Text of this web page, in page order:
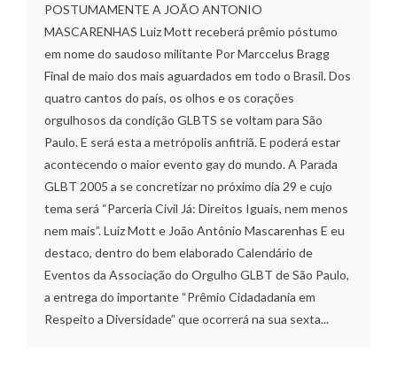
POSTUMAMENTE A JOÃO ANTONIO
MASCARENHAS Luiz Mott receberá prêmio póstumo
em nome do saudoso militante Por Marccelus Bragg
Final de maio dos mais aguardados em todo o Brasil. Dos
quatro cantos do país, os olhos e os corações
orgulhosos da condição GLBTS se voltam para São
Paulo. E será esta a metrópolis anfitriã. E poderá estar
acontecendo o maior evento gay do mundo. A Parada
GLBT 2005 a se concretizar no próximo dia 29 e cujo
tema será “Parceria Civil Já: Direitos Iguais, nem menos
nem mais”. Luiz Mott e João Antônio Mascarenhas E eu
destaco, dentro do bem elaborado Calendário de
Eventos da Associação do Orgulho GLBT de São Paulo,
a entrega do importante “Prêmio Cidadadania em
Respeito a Diversidade” que ocorrerá na sua sexta...